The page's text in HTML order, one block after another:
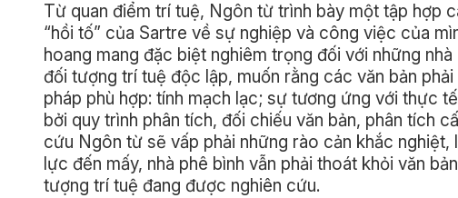
Từ quan điểm trí tuệ, Ngôn từ trình bày một tập hợp
“hồi tố” của Sartre về sự nghiệp và công việc của
hoang mang đặc biệt nghiêm trọng đối với những
đối tượng trí tuệ độc lập, muốn rằng các văn bản
pháp phù hợp: tính mạch lạc; sự tương ứng với thực
bởi quy trình phân tích, đối chiếu văn bản, phân tích
cứu Ngôn từ sẽ vấp phải những rào cản khắc
lực đến mấy, nhà phê bình vẫn phải thoát khỏi văn
tượng trí tuệ đang được nghiên cứu.